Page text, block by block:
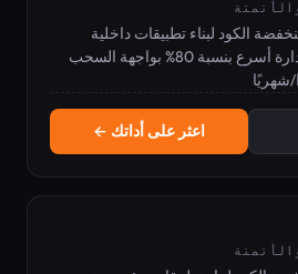
الكود لبناء تطبيقات داخلية
ولوحات تحكم ولوحات إدارة أسرع بنسبة 80% بواجهة السحب
اعثر على أداتك ←